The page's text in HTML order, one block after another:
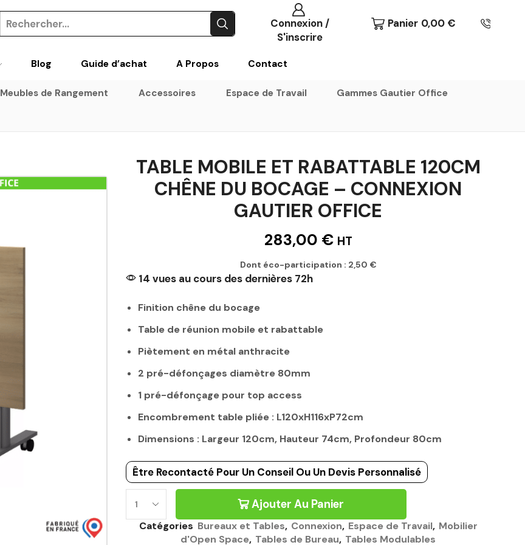
Connexion /
S'inscrire
Panier 0,00 €
Blog Guide d’achat A Propos Contact
Meubles de Rangement Accessoires Espace de Travail Gammes Gautier Office
TABLE MOBILE ET RABATTABLE 120CM
CHÊNE DU BOCAGE – CONNEXION
GAUTIER OFFICE
283,00 € HT
Dont éco-participation : 2,50 €
14 vues au cours des dernières 72h
Finition chêne du bocage
Table de réunion mobile et rabattable
Piètement en métal anthracite
2 pré-défonçages diamètre 80mm
1 pré-défonçage pour top access
Encombrement table pliée : L120xH116xP72cm
Dimensions : Largeur 120cm, Hauteur 74cm, Profondeur 80cm
Être Recontacté Pour Un Conseil Ou Un Devis Personnalisé
TABLE
MOBILE
Ajouter Au Panier
Catégories Bureaux et Tables, Connexion, Espace de Travail, Mobilier
d'Open Space, Tables de Bureau, Tables Modulables